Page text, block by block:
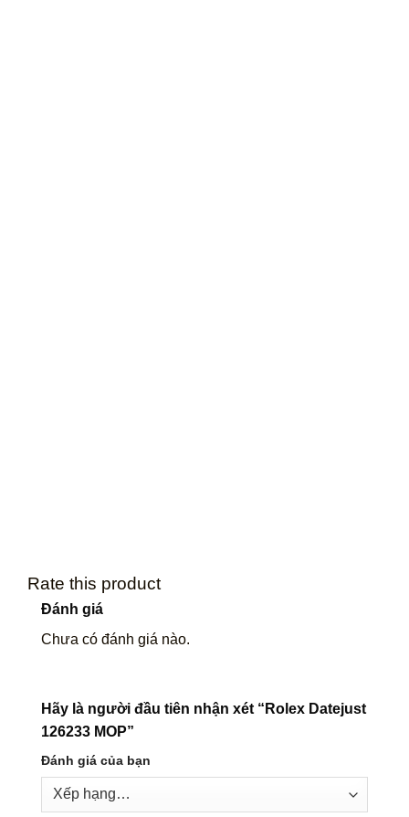
Rate this product
Đánh giá
Chưa có đánh giá nào.
Hãy là người đầu tiên nhận xét “Rolex Datejust
126233 MOP”
Đánh giá của bạn